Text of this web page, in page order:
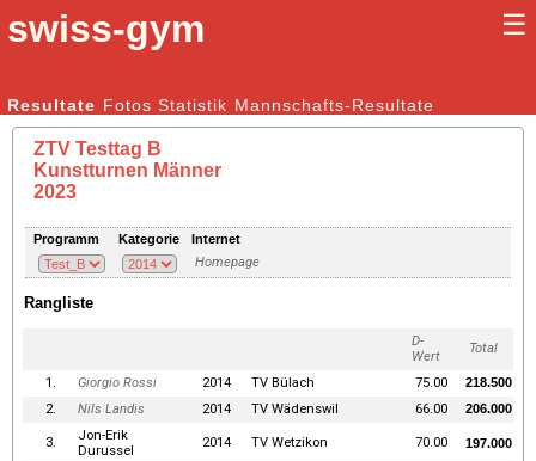
swiss-gym ☰
Kunstturnen Männer | Kunstturnen Frauen
Resultate Fotos Statistik Mannschafts-Resultate
ZTV Testtag B
Kunstturnen Männer
2023
Programm Kategorie Internet
Homepage
Rangliste
D-
Wert
Total
1. Giorgio Rossi 2014 TV Bülach 75.00 218.500
2. Nils Landis 2014 TV Wädenswil 66.00 206.000
3.
Jon-Erik
Durussel
2014 TV Wetzikon 70.00 197.000